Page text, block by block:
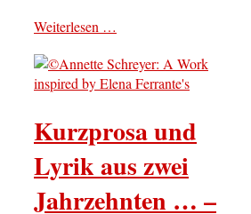
Weiterlesen …
Kurzprosa und
Lyrik aus zwei
Jahrzehnten … –